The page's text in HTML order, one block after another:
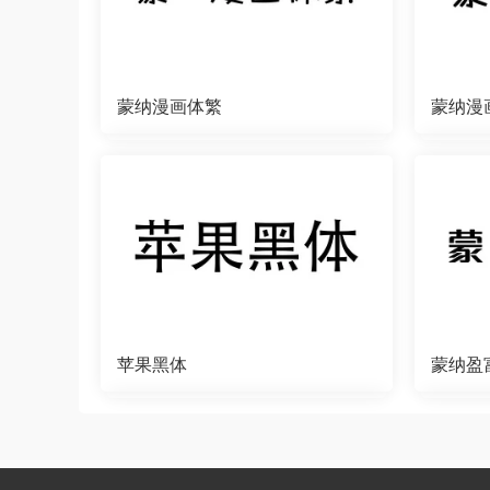
蒙纳漫画体繁 蒙纳漫
苹果黑体 蒙纳盈